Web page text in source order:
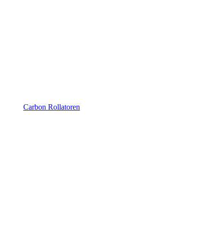
Carbon Rollatoren